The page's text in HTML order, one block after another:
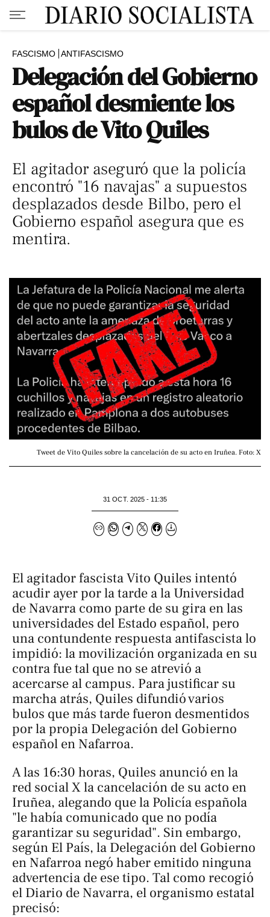
FASCISMO ANTIFASCISMO
Delegación del Gobierno
español desmiente los
bulos de Vito Quiles
El agitador aseguró que la policía
encontró "16 navajas" a supuestos
desplazados desde Bilbo, pero el
Gobierno español asegura que es
mentira.
Tweet de Vito Quiles sobre la cancelación de su acto en Iruñea. Foto: X
31 OCT. 2025 - 11:35
El agitador fascista Vito Quiles intentó
acudir ayer por la tarde a la Universidad
de Navarra como parte de su gira en las
universidades del Estado español, pero
una contundente respuesta antifascista lo
impidió: la movilización organizada en su
contra fue tal que no se atrevió a
acercarse al campus. Para justificar su
marcha atrás, Quiles difundió varios
bulos que más tarde fueron desmentidos
por la propia Delegación del Gobierno
español en Nafarroa.
A las 16:30 horas, Quiles anunció en la
red social X la cancelación de su acto en
Iruñea, alegando que la Policía española
"le había comunicado que no podía
garantizar su seguridad". Sin embargo,
según El País, la Delegación del Gobierno
en Nafarroa negó haber emitido ninguna
advertencia de ese tipo. Tal como recogió
el Diario de Navarra, el organismo estatal
precisó: